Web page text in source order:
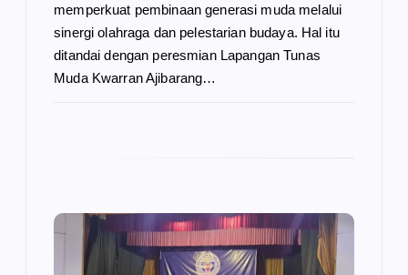
memperkuat pembinaan generasi muda melalui
sinergi olahraga dan pelestarian budaya. Hal itu
ditandai dengan peresmian Lapangan Tunas
Muda Kwarran Ajibarang…